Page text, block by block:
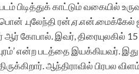
பிடித்துக் காட்டும் வகையில்
பொன் .புலேந்தி
ஆர் கோபால். இவர்,
என்ற படத்தை இயக்கியவர்.
ஆந்திராவில் பிரபல